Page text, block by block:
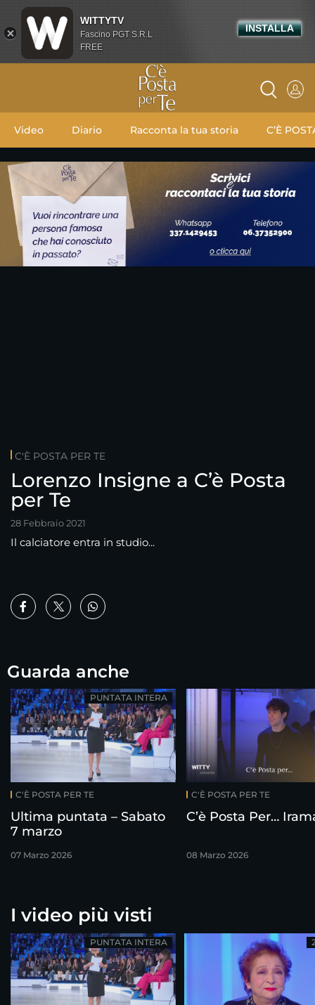
Video Diario Racconta la tua storia C’È
C'È POSTA PER TE
Lorenzo Insigne a C’è Posta
per Te
28 Febbraio 2021
Il calciatore entra in studio...
Guarda anche
C'È POSTA PER TE
Ultima puntata – Sabato
7 marzo
07 Marzo 2026
PUNTATA INTERA
C'È POSTA PER TE
C’è Posta Per…
08 Marzo 2026
I video più visti
PUNTATA INTERA
WITTYTV
Fascino PGT S.R.L
FREE
INSTALLA